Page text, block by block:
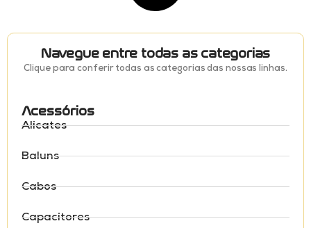
Navegue entre todas as categorias
Clique para conferir todas as categorias das nossas linhas.
Acessórios
Alicates
Baluns
Cabos
Capacitores